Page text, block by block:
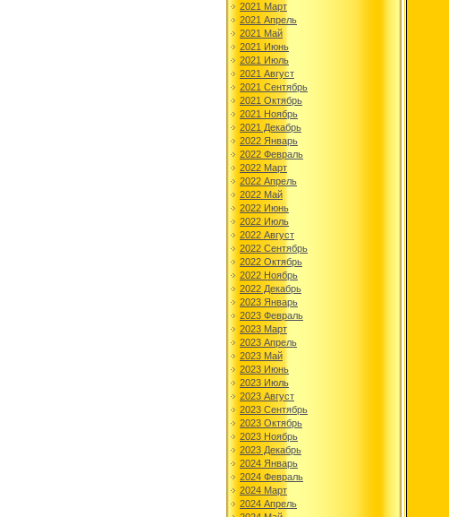
2021 Март
2021 Апрель
2021 Май
2021 Июнь
2021 Июль
2021 Август
2021 Сентябрь
2021 Октябрь
2021 Ноябрь
2021 Декабрь
2022 Январь
2022 Февраль
2022 Март
2022 Апрель
2022 Май
2022 Июнь
2022 Июль
2022 Август
2022 Сентябрь
2022 Октябрь
2022 Ноябрь
2022 Декабрь
2023 Январь
2023 Февраль
2023 Март
2023 Апрель
2023 Май
2023 Июнь
2023 Июль
2023 Август
2023 Сентябрь
2023 Октябрь
2023 Ноябрь
2023 Декабрь
2024 Январь
2024 Февраль
2024 Март
2024 Апрель